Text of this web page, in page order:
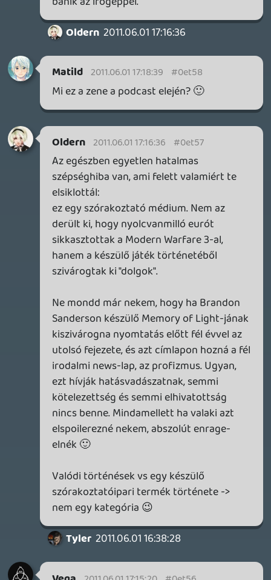
Wasinghton Postnál megbuktatják
Richard Nixont a Watergate-ügy kapcsán,
de nem féltek felhasználni a birtokukban
ez most kinek fog ártani vagy használni.
más megítélés alá esik, mivel a kikerülésük
közérdek, de, még egyszer: a felhasznált
Oldern 2011.06.01 01:34:07
2011.06.01 16:30:12 #0et54
Szokásos minőség. : ] Nagyon hozzáfűzni
valóm most nincs, jó volt hallgatni titeket
és várom az E3-mat. : ]
Tyler 2011.06.01 15:10:11 #0et53
A "hülye újságíró, aki a review copy-ról
alkot véleményt"-problémakört már
volt, de úgy emlékszem, N'Gai Croal írta,
hogy igenis arról kell értekezni, ami a
lemezen van, és nem másról. Nem sejteni,
hogy a bóti változat, hát az biztos jobb
lesz, ez meg tök véletlenül egy bughalmaz.
És ebben teljesen igaza van. Nehogy már a
hülye újságírónak kelljen kivédenie a hülye
fejlesztő hülyeségét, különben minden
vásárló hülyére lesz véve. Jobb ezt még a
csírájában elfojtani - ha pocsék verzió
megy ki, az ne a kritikus felelőssége
legyen, hanem azé, aki azt kiengedte a
2011.06.01 15:10:08 #0et52
RDR a legjobb!
Pont.
AC miatt meg nem kell izgulni:)
textúracsere aztán kész is 🙂 😛